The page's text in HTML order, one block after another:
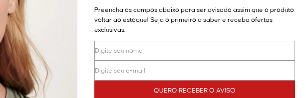
Preencha os campos abaixo para ser avisado assim que o produto
voltar ao estoque! Seja o primeiro a saber e receba ofertas
exclusivas.
QUERO RECEBER O AVISO